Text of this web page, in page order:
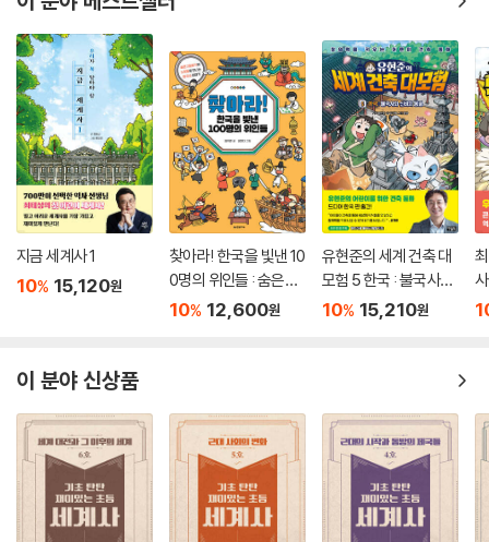
지금 세계사 1
10% 15,120원
찾아라! 한국을 빛낸 10
0명의 위인들 : 숨은그
림찾기와 노랫말로 만
10% 12,600원
유현준의 세계 건축 대
모험 5 한국 : 불국사와
신비의 동굴
10% 15,210원
이 분야 신상품